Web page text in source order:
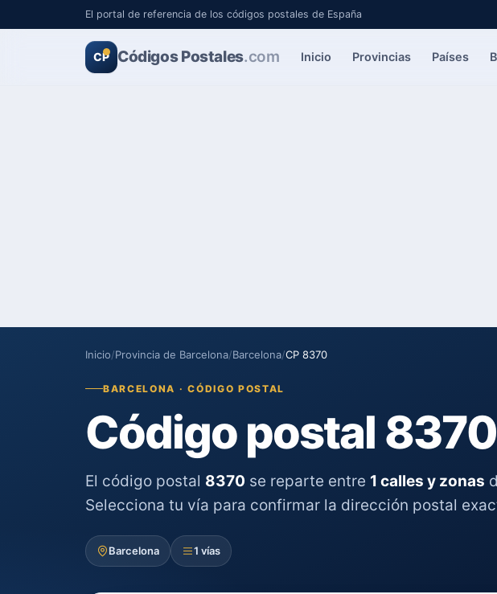
El portal de referencia de los códigos postales de España
CP Códigos Postales.com Inicio Provincias Países
Inicio/Provincia de Barcelona/Barcelona/CP 8370
BARCELONA · CÓDIGO POSTAL
Código postal
El código postal 8370 se reparte entre 1 calles y zonas
Selecciona tu vía para confirmar la dirección postal
Barcelona 1 vías